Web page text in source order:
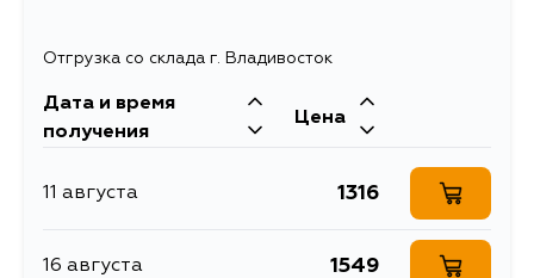
Отгрузка со склада г. Владивосток
Дата и время
получения
Цена
11 августа 1316
16 августа 1549